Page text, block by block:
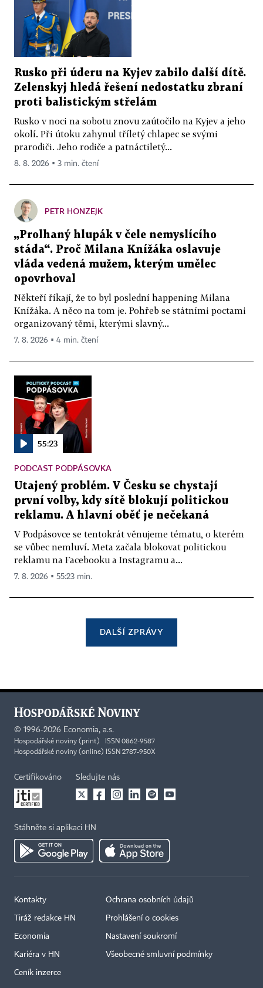
Rusko při úderu na Kyjev zabilo další dítě.
Zelenskyj hledá řešení nedostatku zbraní
proti balistickým střelám
Rusko v noci na sobotu znovu zaútočilo na Kyjev a jeho
okolí. Při útoku zahynul tříletý chlapec se svými
prarodiči. Jeho rodiče a patnáctiletý...
8. 8. 2026 ▪ 3 min. čtení
PETR HONZEJK
„Prolhaný hlupák v čele nemyslícího
stáda“. Proč Milana Knížáka oslavuje
vláda vedená mužem, kterým umělec
opovrhoval
Někteří říkají, že to byl poslední happening Milana
Knížáka. A něco na tom je. Pohřeb se státními poctami
organizovaný těmi, kterými slavný...
7. 8. 2026 ▪ 4 min. čtení
55:23
PODCAST PODPÁSOVKA
Utajený problém. V Česku se chystají
první volby, kdy sítě blokují politickou
reklamu. A hlavní oběť je nečekaná
V Podpásovce se tentokrát věnujeme tématu, o kterém
se vůbec nemluví. Meta začala blokovat politickou
reklamu na Facebooku a Instagramu a...
7. 8. 2026 ▪ 55:23 min.
DALŠÍ ZPRÁVY
© 1996-2026 Economia, a.s.
Hospodářské noviny (print) ISSN 0862-9587
Hospodářské noviny (online) ISSN 2787-950X
Certifikováno Sledujte nás
Stáhněte si aplikaci HN
Kontakty
Tiráž redakce HN
Economia
Kariéra v HN
Ceník inzerce
Ochrana osobních údajů
Prohlášení o cookies
Nastavení soukromí
Všeobecné smluvní podmínky